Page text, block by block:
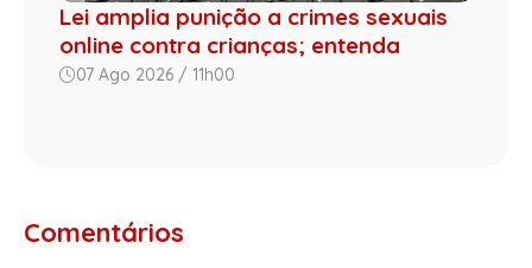
Lei amplia punição a crimes sexuais
online contra crianças; entenda
07 Ago 2026 / 11h00
Comentários